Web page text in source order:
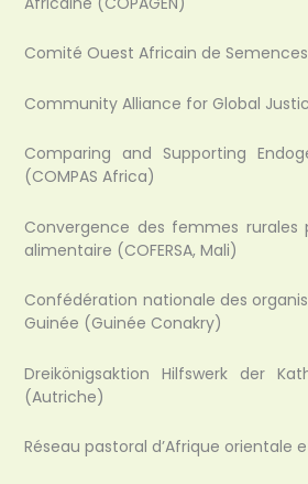
Comité Ouest Africain de Semences
Community Alliance for Global
Comparing and Supporting
(COMPAS Africa)
Convergence des femmes rurales
alimentaire (COFERSA, Mali)
Confédération nationale des
Guinée (Guinée Conakry)
Dreikönigsaktion Hilfswerk der
(Autriche)
Réseau pastoral d’Afrique orientale